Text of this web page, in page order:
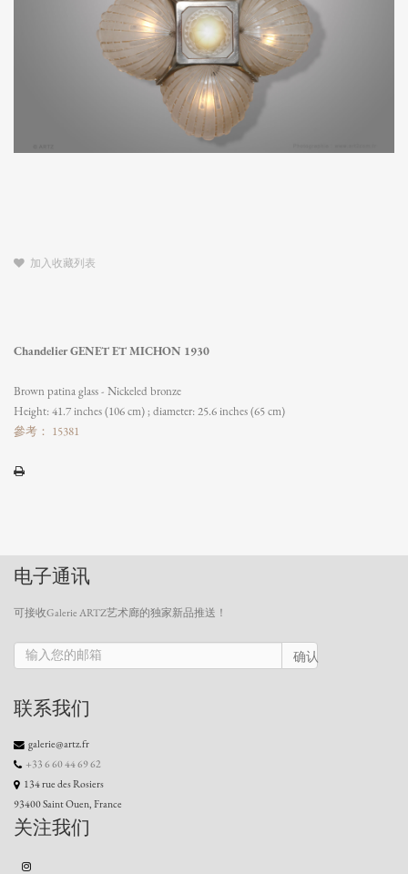
加入收藏列表
Chandelier GENET ET MICHON 1930
Brown patina glass - Nickeled bronze
Height: 41.7 inches (106 cm) ; diameter: 25.6 inches (65 cm)
參考： 15381
电子通讯
可接收Galerie ARTZ艺术廊的独家新品推送！
确认
联系我们
galerie@artz.fr
+33 6 60 44 69 62
134 rue des Rosiers
93400 Saint Ouen, France
关注我们